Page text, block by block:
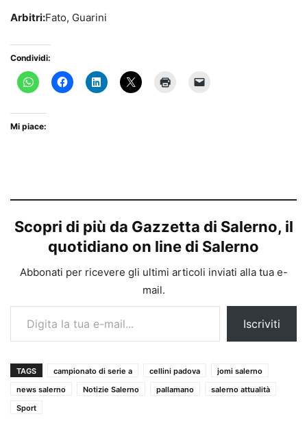
Arbitri:Fato, Guarini
Condividi:
Mi piace:
Scopri di più da Gazzetta di Salerno, il
quotidiano on line di Salerno
Abbonati per ricevere gli ultimi articoli inviati alla tua e-
mail.
Digita la tua e-mail...
Iscriviti
TAGS campionato di serie a cellini padova
jomi salerno
news salerno
Notizie Salerno pallamano
salerno attualità
Sport